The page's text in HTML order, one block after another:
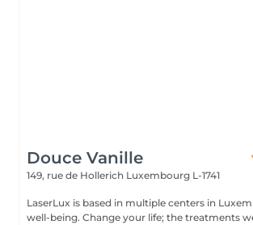
Douce Vanille
149, rue de Hollerich Luxembourg L-1741
LaserLux is based in multiple centers in
well-being. Change your life; the treatments